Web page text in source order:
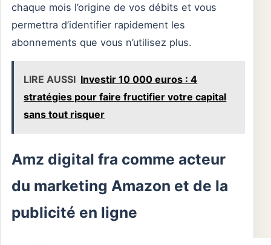
chaque mois l’origine de vos débits et vous
permettra d’identifier rapidement les
abonnements que vous n’utilisez plus.
LIRE AUSSI Investir 10 000 euros : 4
stratégies pour faire fructifier votre capital
sans tout risquer
Amz digital fra comme acteur
du marketing Amazon et de la
publicité en ligne